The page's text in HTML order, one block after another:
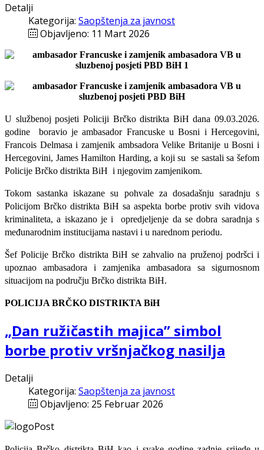
Detalji
Kategorija: Saopštenja za javnost
Objavljeno: 11 Mart 2026
U službenoj posjeti Policiji Brčko distrikta BiH dana 09.03.2026.
godine boravio je ambasador Francuske u Bosni i Hercegovini,
Francois Delmasa i zamjenik ambsadora Velike Britanije u Bosni i
Hercegovini, James Hamilton Harding, a koji su se sastali sa šefom
Policije Brčko distrikta BiH i njegovim zamjenikom.
Tokom sastanka iskazane su pohvale za dosadašnju saradnju s
Policijom Brčko distrikta BiH sa aspekta borbe protiv svih vidova
kriminaliteta, a iskazano je i opredjeljenje da se dobra saradnja s
međunarodnim institucijama nastavi i u narednom periodu.
Šef Policije Brčko distrikta BiH se zahvalio na pruženoj podršci i
upoznao ambasadora i zamjenika ambasadora sa sigurnosnom
situacijom na području Brčko distrikta BiH.
POLICIJA BRČKO DISTRIKTA BiH
„Dan ružičastih majica” simbol
borbe protiv vršnjačkog nasilja
Detalji
Kategorija: Saopštenja za javnost
Objavljeno: 25 Februar 2026